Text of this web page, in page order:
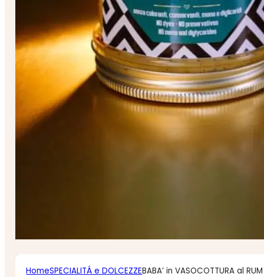
HomeSPECIALITÁ e DOLCEZZEBABA’ in VASOCOTTURA al RUM